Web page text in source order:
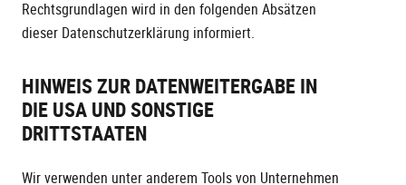
Rechtsgrundlagen wird in den folgenden Absätzen
dieser Datenschutzerklärung informiert.
HINWEIS ZUR DATENWEITERGABE IN
DIE USA UND SONSTIGE
DRITTSTAATEN
Wir verwenden unter anderem Tools von Unternehmen